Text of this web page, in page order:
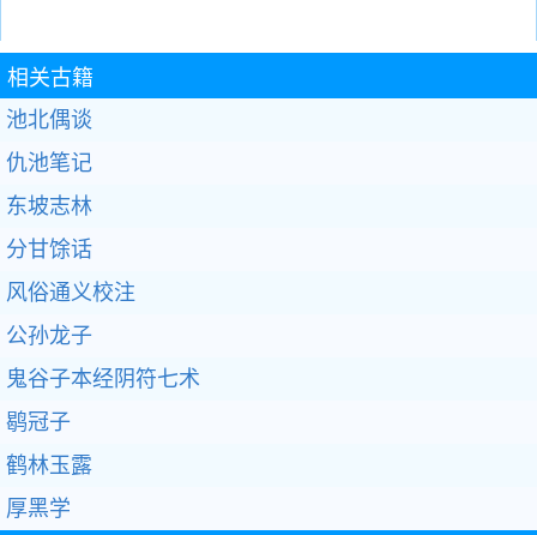
相关古籍
池北偶谈
仇池笔记
东坡志林
分甘馀话
风俗通义校注
公孙龙子
鬼谷子本经阴符七术
鹖冠子
鹤林玉露
厚黑学